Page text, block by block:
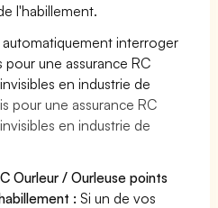
l'habillement.
automatiquement interroger
pour une assurance RC
en industrie de
pour une assurance RC
en industrie de
Ourleur / Ourleuse points
: Si un de vos